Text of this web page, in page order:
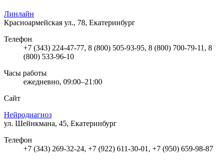
Линлайн
Красноармейская ул., 78, Екатеринбург
Телефон
+7 (343) 224-47-77, 8 (800) 505-93-95, 8 (800) 700-79-11, 8
(800) 533-96-10
Часы работы
ежедневно, 09:00–21:00
Сайт
Нейродиагноз
ул. Шейнкмана, 45, Екатеринбург
Телефон
+7 (343) 269-32-24, +7 (922) 611-30-01, +7 (950) 659-98-87